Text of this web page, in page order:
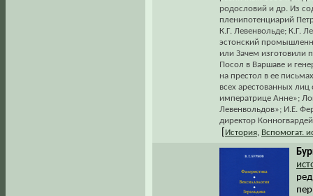
родословий и др. Из
пленипотенциарий
К.Г. Левенвольде; К.Г.
эстонский
или Зачем изготовили
Посол в Варшаве и
на престол в ее
всех арестованных
императрице Анне»;
Левенвольдов»; И.Е.
директор
История Вспомогат.